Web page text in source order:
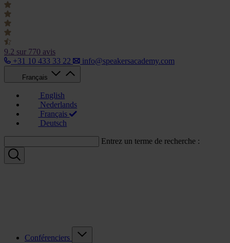
9.2 sur 770 avis
+31 10 433 33 22
info@speakersacademy.com
Français
English
Nederlands
Français
Deutsch
Entrez un terme de recherche :
Conférenciers